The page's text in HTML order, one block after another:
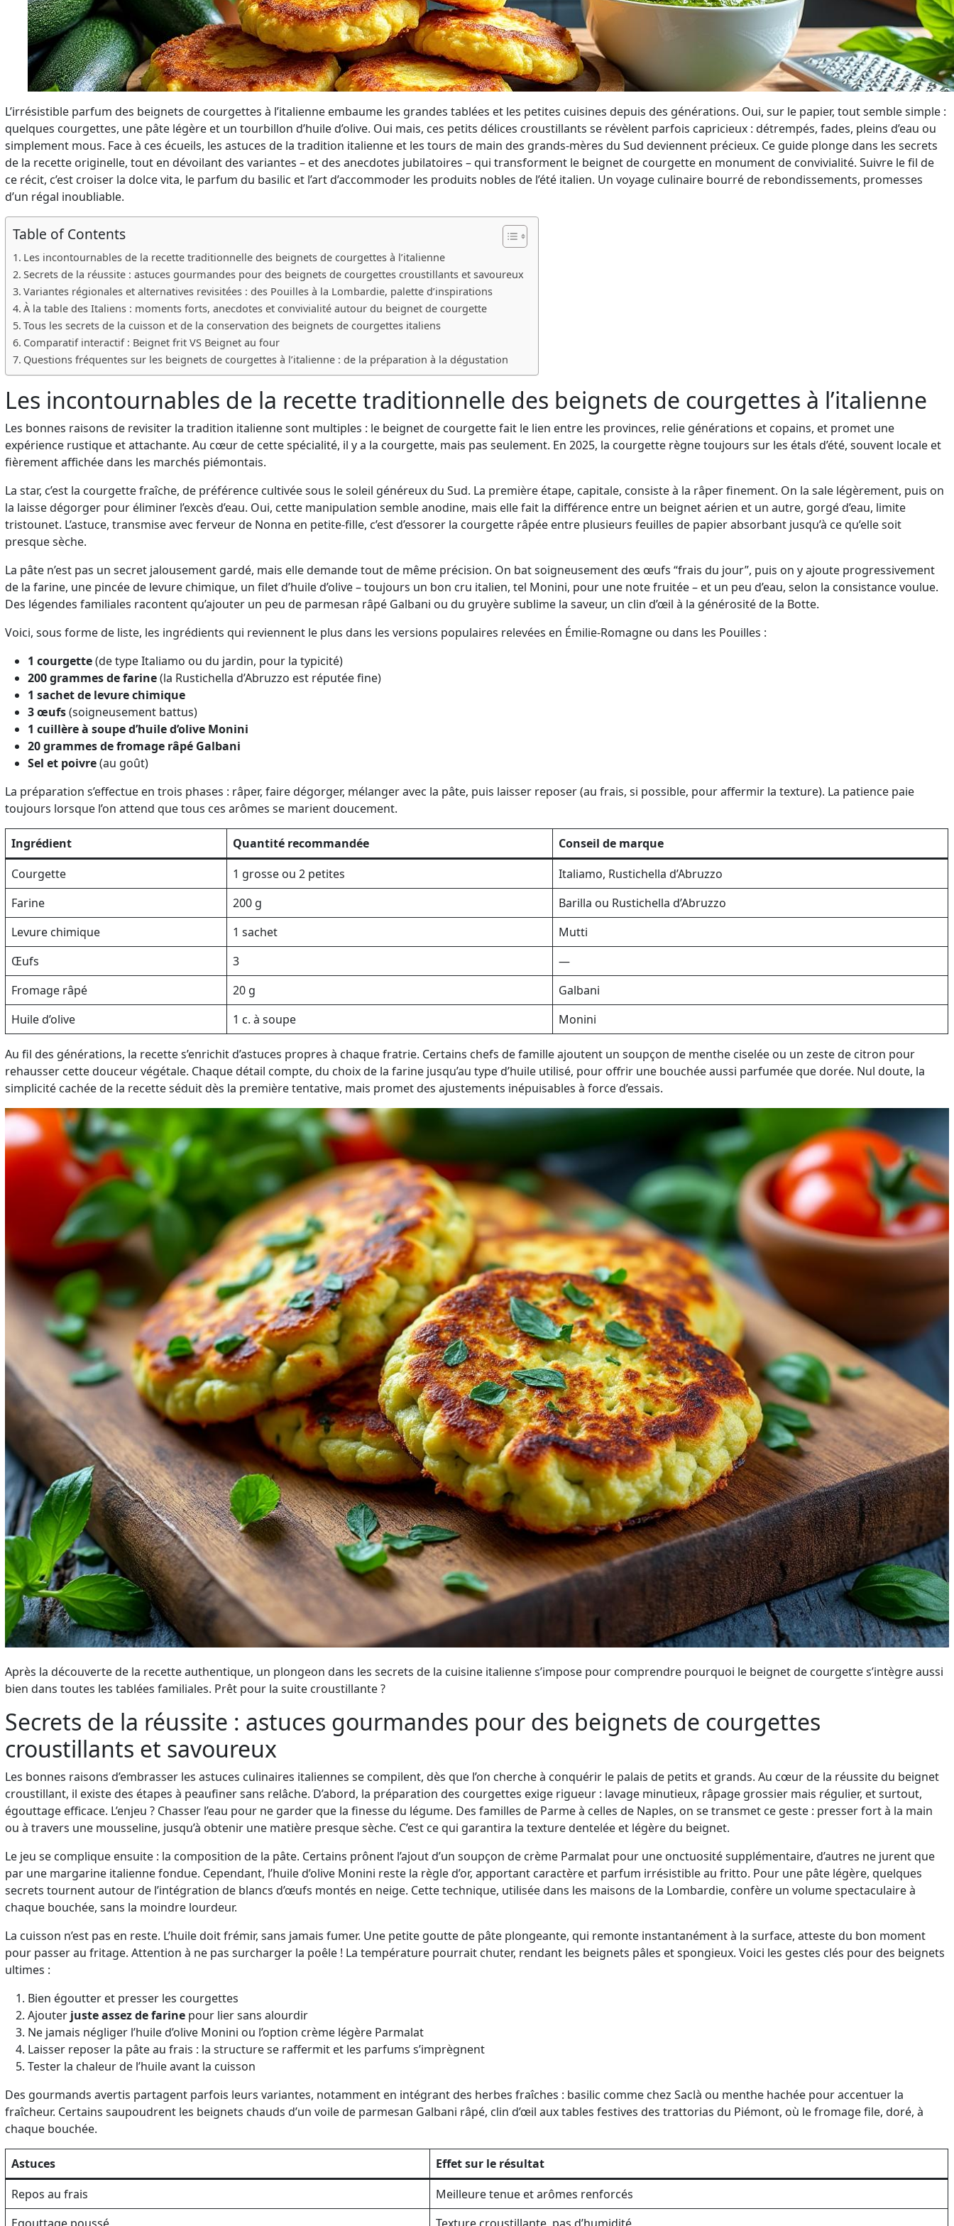
L’irrésistible parfum des beignets de courgettes à l’italienne embaume les grandes tablées et les petites cuisines depuis des générations. Oui, sur le papier, tout semble simple :
quelques courgettes, une pâte légère et un tourbillon d’huile d’olive. Oui mais, ces petits délices croustillants se révèlent parfois capricieux : détrempés, fades, pleins d’eau ou
simplement mous. Face à ces écueils, les astuces de la tradition italienne et les tours de main des grands-mères du Sud deviennent précieux. Ce guide plonge dans les secrets
de la recette originelle, tout en dévoilant des variantes – et des anecdotes jubilatoires – qui transforment le beignet de courgette en monument de convivialité. Suivre le fil de
ce récit, c’est croiser la dolce vita, le parfum du basilic et l’art d’accommoder les produits nobles de l’été italien. Un voyage culinaire bourré de rebondissements, promesses
d’un régal inoubliable.
Table of Contents
Les incontournables de la recette traditionnelle des beignets de courgettes à l’italienne
Secrets de la réussite : astuces gourmandes pour des beignets de courgettes croustillants et savoureux
Variantes régionales et alternatives revisitées : des Pouilles à la Lombardie, palette d’inspirations
À la table des Italiens : moments forts, anecdotes et convivialité autour du beignet de courgette
Tous les secrets de la cuisson et de la conservation des beignets de courgettes italiens
Comparatif interactif : Beignet frit VS Beignet au four
Questions fréquentes sur les beignets de courgettes à l’italienne : de la préparation à la dégustation
Les incontournables de la recette traditionnelle des beignets de courgettes à l’italienne
Les bonnes raisons de revisiter la tradition italienne sont multiples : le beignet de courgette fait le lien entre les provinces, relie générations et copains, et promet une
expérience rustique et attachante. Au cœur de cette spécialité, il y a la courgette, mais pas seulement. En 2025, la courgette règne toujours sur les étals d’été, souvent locale et
fièrement affichée dans les marchés piémontais.
La star, c’est la courgette fraîche, de préférence cultivée sous le soleil généreux du Sud. La première étape, capitale, consiste à la râper finement. On la sale légèrement, puis on
la laisse dégorger pour éliminer l’excès d’eau. Oui, cette manipulation semble anodine, mais elle fait la différence entre un beignet aérien et un autre, gorgé d’eau, limite
tristounet. L’astuce, transmise avec ferveur de Nonna en petite-fille, c’est d’essorer la courgette râpée entre plusieurs feuilles de papier absorbant jusqu’à ce qu’elle soit
presque sèche.
La pâte n’est pas un secret jalousement gardé, mais elle demande tout de même précision. On bat soigneusement des œufs “frais du jour”, puis on y ajoute progressivement
de la farine, une pincée de levure chimique, un filet d’huile d’olive – toujours un bon cru italien, tel Monini, pour une note fruitée – et un peu d’eau, selon la consistance voulue.
Des légendes familiales racontent qu’ajouter un peu de parmesan râpé Galbani ou du gruyère sublime la saveur, un clin d’œil à la générosité de la Botte.
Voici, sous forme de liste, les ingrédients qui reviennent le plus dans les versions populaires relevées en Émilie-Romagne ou dans les Pouilles :
1 courgette(de type Italiamo ou du jardin, pour la typicité)
200 grammes de farine(la Rustichella d’Abruzzo est réputée fine)
1 sachet de levure chimique
3 œufs(soigneusement battus)
1 cuillère à soupe d’huile d’olive Monini
20 grammes de fromage râpé Galbani
Sel et poivre(au goût)
La préparation s’effectue en trois phases : râper, faire dégorger, mélanger avec la pâte, puis laisser reposer (au frais, si possible, pour affermir la texture). La patience paie
toujours lorsque l’on attend que tous ces arômes se marient doucement.
Ingrédient Quantité recommandée
Conseil de marque
Courgette
1 grosse ou 2 petites
Italiamo, Rustichella d’Abruzzo
Farine
200 g
Barilla ou Rustichella d’Abruzzo
Levure chimique
1 sachet
Mutti
Œufs
3
—
Fromage râpé
20 g
Galbani
Huile d’olive
1 c. à soupe Monini
Au fil des générations, la recette s’enrichit d’astuces propres à chaque fratrie. Certains chefs de famille ajoutent un soupçon de menthe ciselée ou un zeste de citron pour
rehausser cette douceur végétale. Chaque détail compte, du choix de la farine jusqu’au type d’huile utilisé, pour offrir une bouchée aussi parfumée que dorée. Nul doute, la
simplicité cachée de la recette séduit dès la première tentative, mais promet des ajustements inépuisables à force d’essais.
Après la découverte de la recette authentique, un plongeon dans les secrets de la cuisine italienne s’impose pour comprendre pourquoi le beignet de courgette s’intègre aussi
bien dans toutes les tablées familiales. Prêt pour la suite croustillante ?
Secrets de la réussite : astuces gourmandes pour des beignets de courgettes
croustillants et savoureux
Les bonnes raisons d’embrasser les astuces culinaires italiennes se compilent, dès que l’on cherche à conquérir le palais de petits et grands. Au cœur de la réussite du beignet
croustillant, il existe des étapes à peaufiner sans relâche. D’abord, la préparation des courgettes exige rigueur : lavage minutieux, râpage grossier mais régulier, et surtout,
égouttage efficace. L’enjeu ? Chasser l’eau pour ne garder que la finesse du légume. Des familles de Parme à celles de Naples, on se transmet ce geste : presser fort à la main
ou à travers une mousseline, jusqu’à obtenir une matière presque sèche. C’est ce qui garantira la texture dentelée et légère du beignet.
Le jeu se complique ensuite : la composition de la pâte. Certains prônent l’ajout d’un soupçon de crème Parmalat pour une onctuosité supplémentaire, d’autres ne jurent que
par une margarine italienne fondue. Cependant, l’huile d’olive Monini reste la règle d’or, apportant caractère et parfum irrésistible au fritto. Pour une pâte légère, quelques
secrets tournent autour de l’intégration de blancs d’œufs montés en neige. Cette technique, utilisée dans les maisons de la Lombardie, confère un volume spectaculaire à
chaque bouchée, sans la moindre lourdeur.
La cuisson n’est pas en reste. L’huile doit frémir, sans jamais fumer. Une petite goutte de pâte plongeante, qui remonte instantanément à la surface, atteste du bon moment
pour passer au fritage. Attention à ne pas surcharger la poêle ! La température pourrait chuter, rendant les beignets pâles et spongieux. Voici les gestes clés pour des beignets
ultimes :
Bien égoutter et presser les courgettes
Ajouter juste assez de farine pour lier sans alourdir
Ne jamais négliger l’huile d’olive Monini ou l’option crème légère Parmalat
Laisser reposer la pâte au frais : la structure se raffermit et les parfums s’imprègnent
Tester la chaleur de l’huile avant la cuisson
Des gourmands avertis partagent parfois leurs variantes, notamment en intégrant des herbes fraîches : basilic comme chez Saclà ou menthe hachée pour accentuer la
fraîcheur. Certains saupoudrent les beignets chauds d’un voile de parmesan Galbani râpé, clin d’œil aux tables festives des trattorias du Piémont, où le fromage file, doré, à
chaque bouchée.
Astuces
Effet sur le résultat
Repos au frais
Meilleure tenue et arômes renforcés